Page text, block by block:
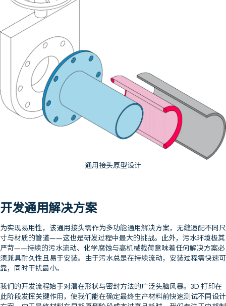
通用接头原型设计
开发通用解决方案
为实现易用性，该通用接头需作为多功能通用解决方案，无缝适配不同尺
寸与材质的管道——这也是研发过程中最大的挑战。此外，污水环境极其
严苛——持续的污水流动、化学腐蚀与高机械载荷意味着任何解决方案必
须兼具耐久性且易于安装。由于污水总是在持续流动，安装过程需快速可
靠，同时干扰最小。
我们的开发流程始于对潜在形状与密封方法的广泛头脑风暴。3D 打印在
此阶段发挥关键作用，使我们能在确定最终生产材料前快速测试不同设计